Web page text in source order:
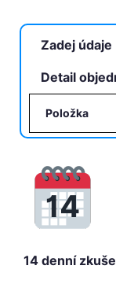
Zadej údaje
Detail
Položka
14 denní